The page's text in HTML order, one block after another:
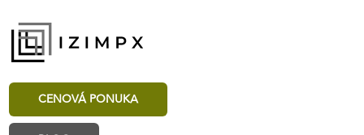
CENOVÁ PONUKA